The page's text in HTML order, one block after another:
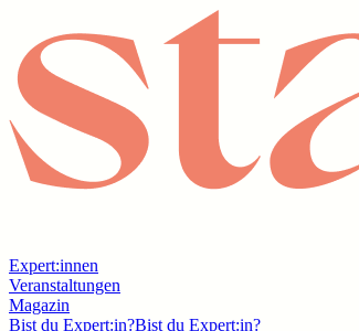
Expert:innen
Veranstaltungen
Magazin
Bist du Expert:in?Bist du Expert:in?